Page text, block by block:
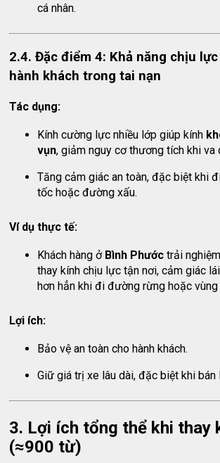
cá nhân.
2.4. Đặc điểm 4: Khả năng chịu lực
hành khách trong tai nạn
Tác dụng:
Kính cường lực nhiều lớp giúp kính
vụn, giảm nguy cơ thương tích khi va
Tăng cảm giác an toàn, đặc biệt khi
tốc hoặc đường xấu.
Ví dụ thực tế:
Khách hàng ở Bình Phước trải
thay kính chịu lực tận nơi, cảm giác
hơn hẳn khi đi đường rừng hoặc
Lợi ích:
Bảo vệ an toàn cho hành khách.
Giữ giá trị xe lâu dài, đặc biệt khi bán
3. Lợi ích tổng thể khi thay
(≈900 từ)